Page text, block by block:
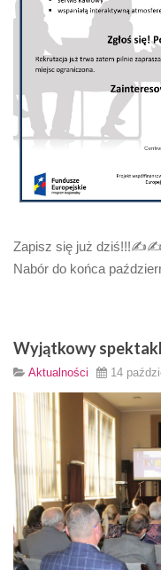
Zapisz się już dziś!!!✍️✍️
Nabór do końca
Wyjątkowy
Aktualności 14